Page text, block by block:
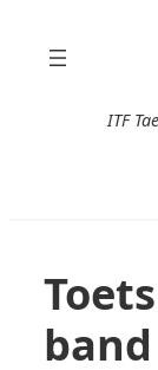
ITF
band